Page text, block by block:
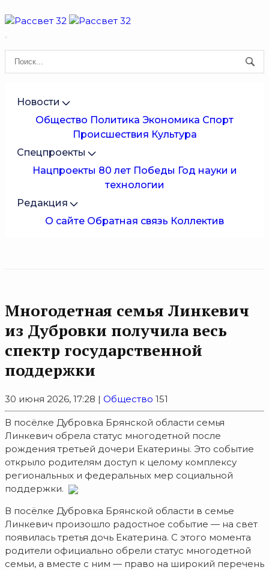
Новости
Общество Политика Экономика Спорт
Происшествия Культура
Спецпроекты
Нацпроекты 80 лет Победы Год науки и
технологии
Редакция
О сайте Обратная связь Коллектив
Многодетная семья Линкевич
из Дубровки получила весь
спектр государственной
поддержки
30 июня 2026, 17:28 | Общество 151
В посёлке Дубровка Брянской области семья
Линкевич обрела статус многодетной после
рождения третьей дочери Екатерины. Это событие
открыло родителям доступ к целому комплексу
региональных и федеральных мер социальной
поддержки.
В посёлке Дубровка Брянской области в семье
Линкевич произошло радостное событие — на свет
появилась третья дочь Екатерина. С этого момента
родители официально обрели статус многодетной
семьи, а вместе с ним — право на широкий перечень